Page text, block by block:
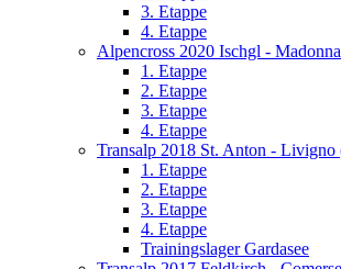
3. Etappe
4. Etappe
Alpencross 2020 Ischgl -
1. Etappe
2. Etappe
3. Etappe
4. Etappe
Transalp 2018 St. Anton - Livigno
1. Etappe
2. Etappe
3. Etappe
4. Etappe
Trainingslager Gardasee